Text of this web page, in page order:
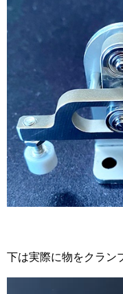
下は実際に物をクラン